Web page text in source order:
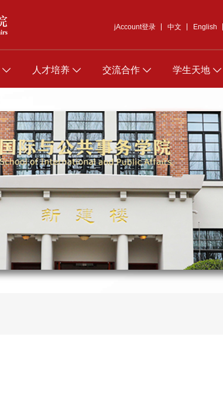
jAccount登录 中文 English
人才培养 交流合作 学生天地